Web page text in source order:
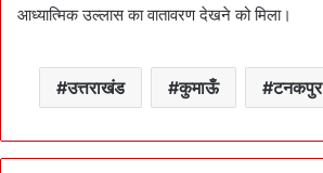
आध्यात्मिक उल्लास का वातावरण देखने को मिला।
उत्तराखंड कुमाऊँ टनकपुर